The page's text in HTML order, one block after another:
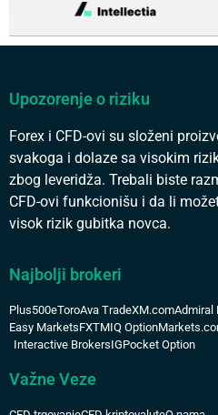
Upozorenje o riziku
Forex i CFD-ovi su složeni
svakoga i dolaze sa visokim
zbog leveridža. Trebali biste
CFD-ovi funkcionišu i da li
visok rizik gubitka novca.
Najbolji brokeri
Plus500eToroAva TradeXM.comAdmiral
Easy MarketsFXTMIQ Option
Interactive BrokersIGPocket Option
Važne Veze